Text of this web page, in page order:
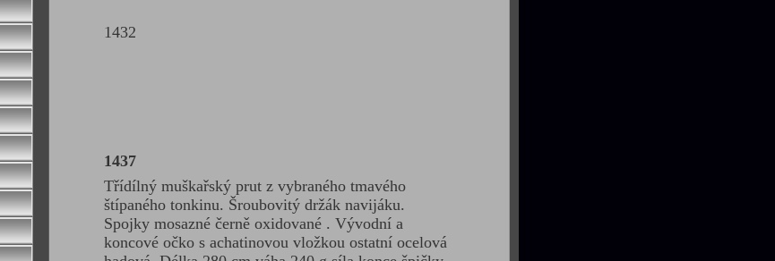
1432
1437
Třídílný muškařský prut z vybraného tmavého
štípaného tonkinu. Šroubovitý držák navijáku.
Spojky mosazné černě oxidované . Vývodní a
koncové očko s achatinovou vložkou ostatní ocelová